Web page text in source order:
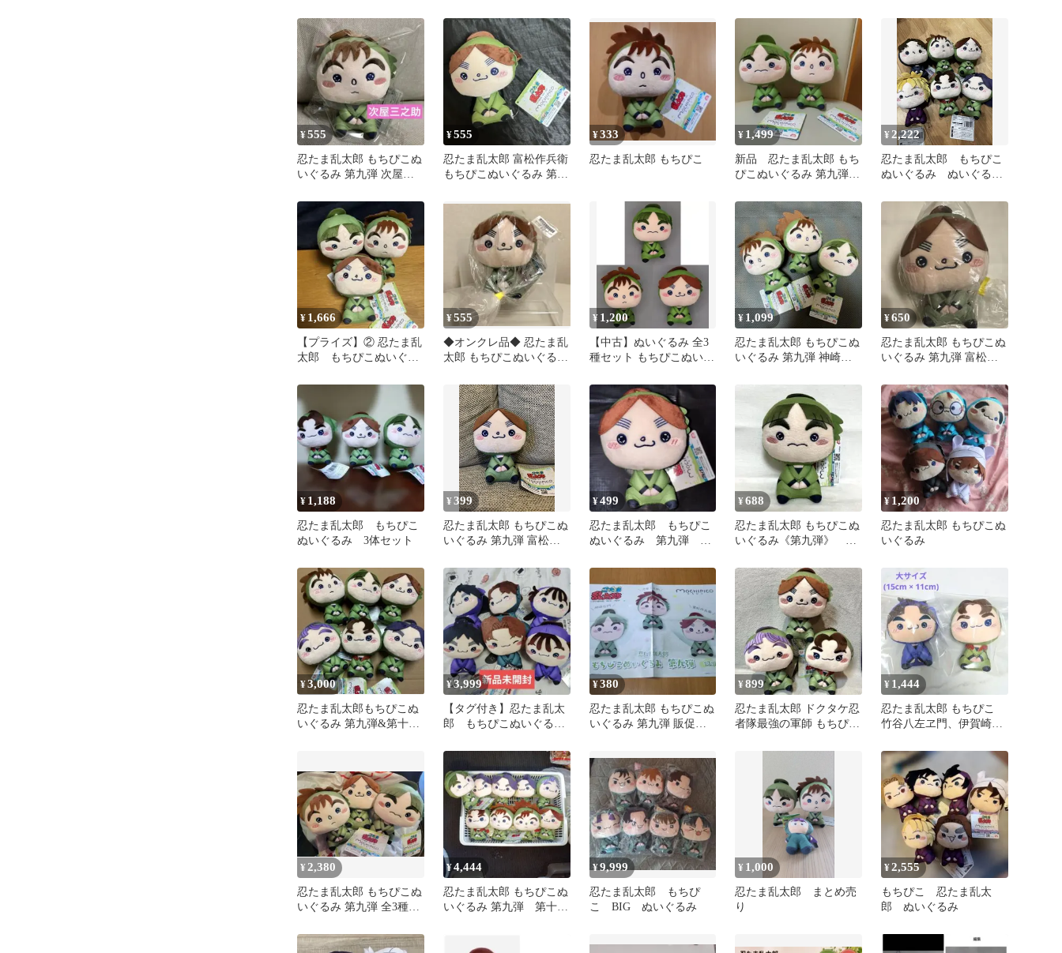
段ボール配送】
¥555
忍たま乱太郎 もちぴこぬ
いぐるみ 第九弾 次屋三
¥555
忍たま乱太郎 富松作兵衛
もちぴこぬいぐるみ 第九
¥333
忍たま乱太郎 もちぴこ
¥ 1,499
新品 忍たま乱太郎 もち
ぴこぬいぐるみ 第九弾
¥ 2,222
忍たま乱太郎 もちぴこ
ぬいぐるみ ぬいぐる
ト
¥ 1,666
【プライズ】② 忍たま乱
太郎 もちぴこぬいぐる
¥555
◆オンクレ品◆ 忍たま乱
太郎 もちぴこぬいぐるみ
¥ 1,200
【中古】ぬいぐるみ 全3
種セット もちぴこぬいぐ
太郎」
¥1,099
忍たま乱太郎 もちぴこぬ
いぐるみ 第九弾 神崎左
¥650
忍たま乱太郎 もちぴこぬ
いぐるみ 第九弾 富松作
¥ 1,188
忍たま乱太郎 もちぴこ
ぬいぐるみ 3体セット
¥399
忍たま乱太郎 もちぴこぬ
いぐるみ 第九弾 富松作
¥499
忍たま乱太郎 もちぴこ
ぬいぐるみ 第九弾 善
ぴこ
¥688
忍たま乱太郎 もちぴこぬ
いぐるみ《第九弾》 神
¥ 1,200
忍たま乱太郎 もちぴこぬ
いぐるみ
¥3,000
忍たま乱太郎もちぴこぬ
いぐるみ 第九弾&第十弾
¥3,999
【タグ付き】忍たま乱太
郎 もちぴこぬいぐるみ
¥380
忍たま乱太郎 もちぴこぬ
いぐるみ 第九弾 販促ポ
¥899
忍たま乱太郎 ドクタケ忍
者隊最強の軍師 もちぴこ
¥ 1,444
忍たま乱太郎 もちぴこ
竹谷八左ヱ門、伊賀崎孫
¥ 2,380
忍たま乱太郎 もちぴこぬ
いぐるみ 第九弾 全3種セ
¥4,444
忍たま乱太郎 もちぴこぬ
いぐるみ 第九弾 第十弾
¥9,999
忍たま乱太郎 もちぴ
こ BIG ぬいぐるみ
¥ 1,000
忍たま乱太郎 まとめ売
り
¥2,555
もちぴこ 忍たま乱太
郎 ぬいぐるみ